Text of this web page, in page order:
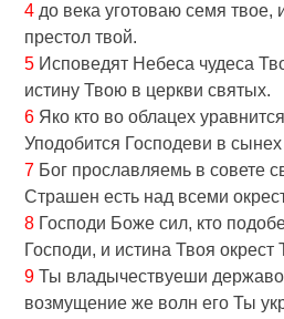
4 до века уготоваю семя твое,
престол твой.
5 Исповедят Небеса чудеса
истину Твою в церкви святых.
6 Яко кто во облацех
Уподобится Господеви в
7 Бог прославляемь в совете
Страшен есть над всеми
8 Господи Боже сил, кто
Господи, и истина Твоя окрест
9 Ты владычествуеши
возмущение же волн eго Ты